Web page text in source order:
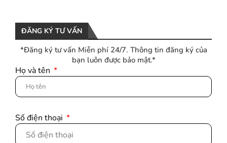
ĐĂNG KÝ TƯ VẤN
*Đăng ký tư vấn Miễn phí 24/7. Thông tin đăng ký của
bạn luôn được bảo mật.*
Họ và tên
Số điện thoại